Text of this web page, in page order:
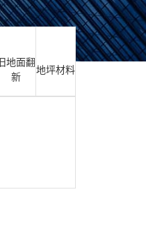
旧地面翻
新
地坪材料